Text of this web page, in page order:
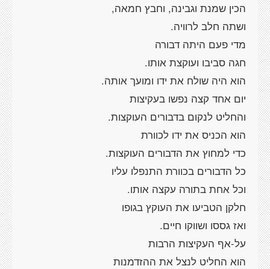
הכין שמנת וגבינה, וחבץ חמאה,
ושתה חלב לרוויה.
מדי פעם היתה דבורה
חגה סביבו ועוקצת אותו.
הוא היה שולח את ידו ומועך אותה.
יום אחד קצה נפשו בעקיצות
והחליט לנקום בדבורים העוקצות.
הוא הכניס את ידו לכוורת
כדי למחוץ את הדבורים העוקצות.
כל הדבורים בכוורת התנפלו עליו
וכל אחת בתורה עקצה אותו.
חלקן הטביעו את העוקץ בגופו
ואז גססו ושווקו חיים.
על-אף העקיצות הרבות
הוא החליט לנצל את ההזדמנות